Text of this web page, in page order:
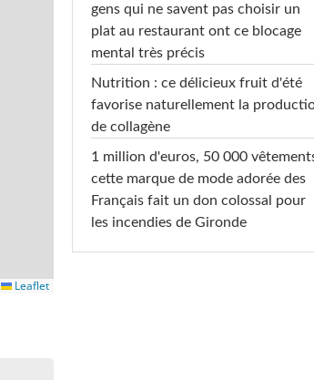
Leaflet
gens qui ne savent pas choisir un
plat au restaurant ont ce blocage
mental très précis
Nutrition : ce délicieux fruit d'été
favorise naturellement la
de collagène
1 million d'euros, 50 000
cette marque de mode adorée des
Français fait un don colossal pour
les incendies de Gironde